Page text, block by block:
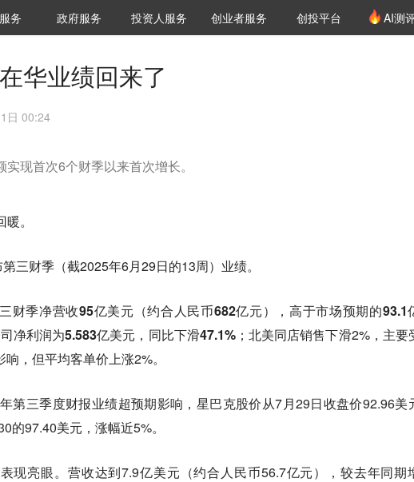
究院
务 城市之窗
政府服务 VClub投资机构库
投资机构职位推介
投资人服务 创投氪堂
创业者服务 创投平台 AI测
华业绩回来了
日 00:24
现首次6个财季以来首次增长。
。
三财季（截2025年6月29日的13周）业绩。
财季净营收95亿美元（约合人民币682亿元），高于市场预期的93.1
净利润为5.583亿美元，同比下滑47.1%； 北美同店销售下滑2%，主要
，但平均客单价上涨2%。
第三季度财报业绩超预期影响，星巴克股价从7月29日收盘价92.96美
的97.40美元，涨幅近5%。
现亮眼。 营收达到7.9亿美元（约合人民币56.7亿元），较去年同期